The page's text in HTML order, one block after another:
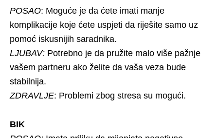
POSAO: Moguće je da ćete imati manje
komplikacije koje ćete uspjeti da riješite samo uz
pomoć iskusnijih saradnika.
LJUBAV: Potrebno je da pružite malo više pažnje
vašem partneru ako želite da vaša veza bude
stabilnija.
ZDRAVLJE: Problemi zbog stresa su mogući.
BIK